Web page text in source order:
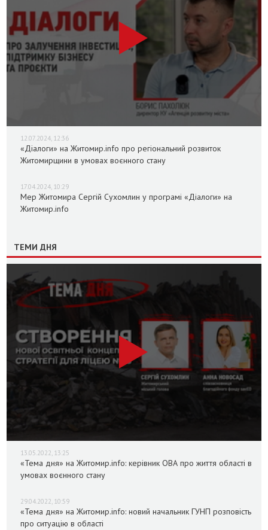
12.07.2024, 12:36
«Діалоги» на Житомир.info про регіональний розвиток
Житомирщини в умовах воєнного стану
17.04.2024, 10:29
Мер Житомира Сергій Сухомлин у програмі «Діалоги» на
Житомир.info
ТЕМИ ДНЯ
13.05.2022, 13:25
«Тема дня» на Житомир.info: керівник ОВА про життя області в
умовах воєнного стану
29.04.2022, 10:59
«Тема дня» на Житомир.info: новий начальник ГУНП розповість
про ситуацію в області